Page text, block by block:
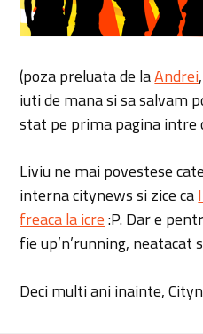
(poza preluata de laAndrei
iuti de mana si sa salvam
stat pe prima pagina intre
Liviu ne mai povestese
interna citynews si zice ca
freaca la icre:P. Dar e
fie up’n’running, neatacat
Deci multi ani inainte,